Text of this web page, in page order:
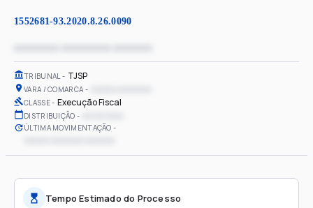
1552681-93.2020.8.26.0090
TRIBUNAL TJSP
VARA / COMARCA
CLASSE Execução Fiscal
DISTRIBUIÇÃO
ÚLTIMA MOVIMENTAÇÃO
Tempo Estimado do Processo